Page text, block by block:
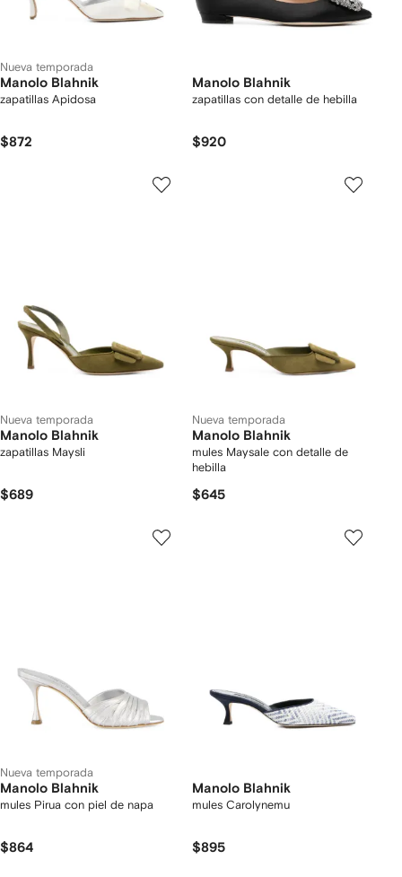
Nueva temporada
Manolo Blahnik
zapatillas Apidosa
$872
Manolo Blahnik
zapatillas con detalle de hebilla
$920
Nueva temporada
Manolo Blahnik
zapatillas Maysli
$689
Nueva temporada
Manolo Blahnik
mules Maysale con detalle de
hebilla
$645
Nueva temporada
Manolo Blahnik
mules Pirua con piel de napa
$864
Manolo Blahnik
mules Carolynemu
$895